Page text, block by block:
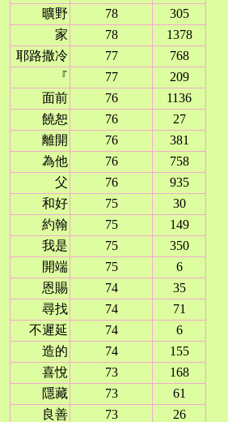
曠野 78
305
家
78
1378
耶路撒冷
77
768
『
77
209
面前
76
1136
饒恕
76
27
離開
76
381
為他
76
758
父
76
935
和好
75
30
約翰
75
149
我是
75
350
開端
75
6
恩賜
74
35
尋找
74
71
不遲延
74
6
造的
74
155
喜悅
73
168
隱藏
73
61
良善
73
26